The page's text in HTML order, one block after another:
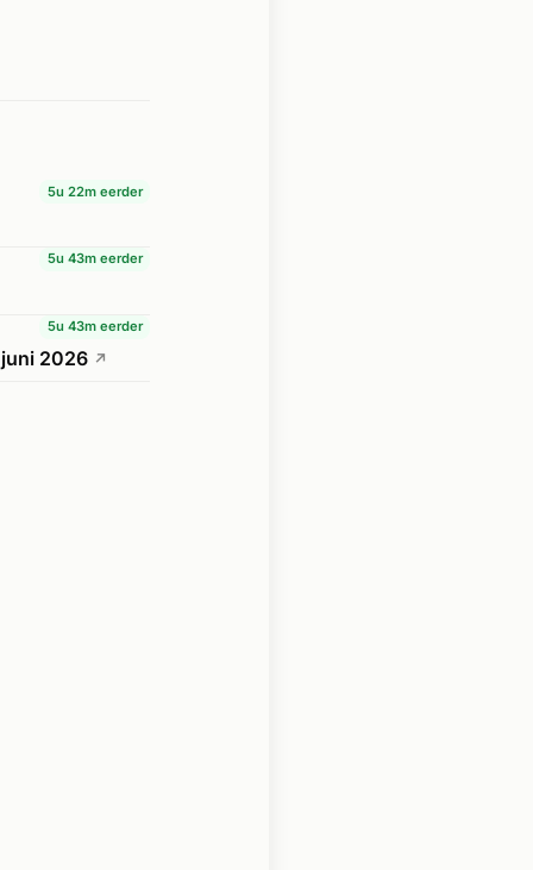
5u 22m eerder
5u 43m eerder
5u 43m eerder
2026 ↗